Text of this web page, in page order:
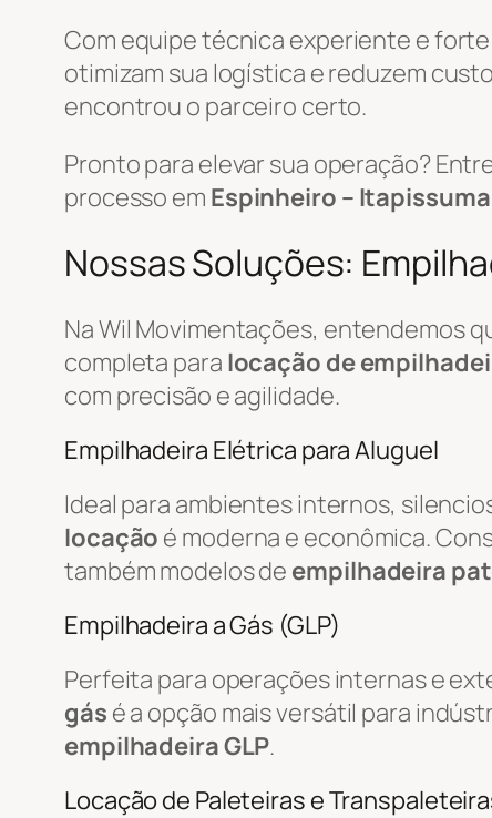
Com equipe técnica experiente e
otimizam sua logística e reduzem
encontrou o parceiro certo.
Pronto para elevar sua operação?
processo em Espinheiro – Itapissuma
Nossas Soluções:
Na Wil Movimentações, entendemos
completa para locação de
com precisão e agilidade.
Empilhadeira Elétrica para Aluguel
Ideal para ambientes internos,
locação é moderna e econômica.
também modelos de empilhadeira
Empilhadeira a Gás (GLP)
Perfeita para operações internas e
gás é a opção mais versátil para
empilhadeira GLP.
Locação de Paleteiras e